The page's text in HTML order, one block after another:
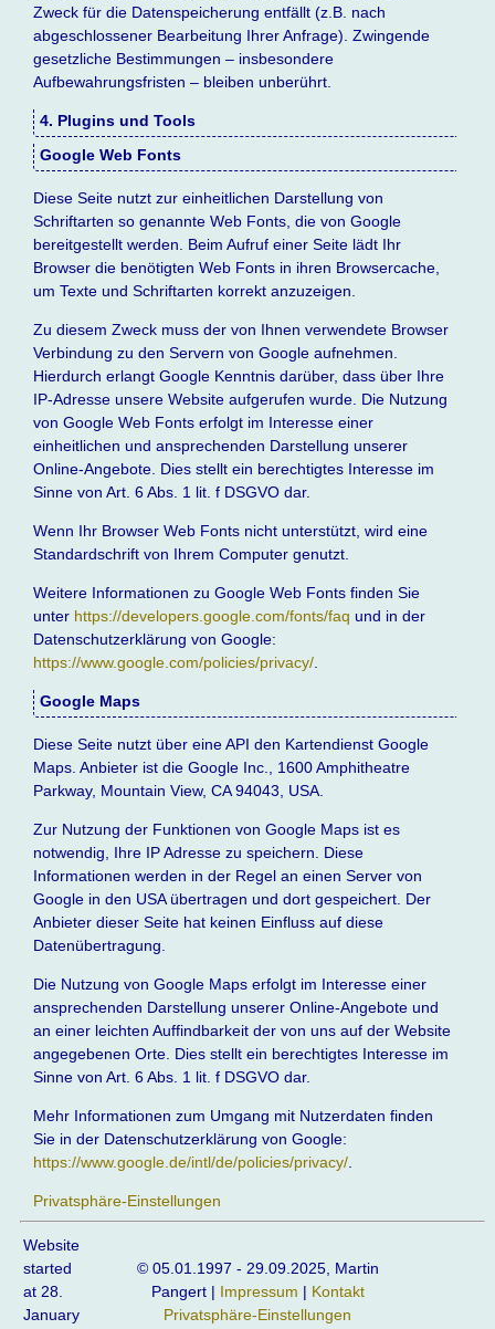
Zweck für die Datenspeicherung entfällt (z.B. nach
abgeschlossener Bearbeitung Ihrer Anfrage). Zwingende
gesetzliche Bestimmungen – insbesondere
Aufbewahrungsfristen – bleiben unberührt.
4. Plugins und Tools
Google Web Fonts
Diese Seite nutzt zur einheitlichen Darstellung von
Schriftarten so genannte Web Fonts, die von Google
bereitgestellt werden. Beim Aufruf einer Seite lädt Ihr
Browser die benötigten Web Fonts in ihren Browsercache,
um Texte und Schriftarten korrekt anzuzeigen.
Zu diesem Zweck muss der von Ihnen verwendete Browser
Verbindung zu den Servern von Google aufnehmen.
Hierdurch erlangt Google Kenntnis darüber, dass über Ihre
IP-Adresse unsere Website aufgerufen wurde. Die Nutzung
von Google Web Fonts erfolgt im Interesse einer
einheitlichen und ansprechenden Darstellung unserer
Online-Angebote. Dies stellt ein berechtigtes Interesse im
Sinne von Art. 6 Abs. 1 lit. f DSGVO dar.
Wenn Ihr Browser Web Fonts nicht unterstützt, wird eine
Standardschrift von Ihrem Computer genutzt.
Weitere Informationen zu Google Web Fonts finden Sie
unter https://developers.google.com/fonts/faq und in der
Datenschutzerklärung von Google:
https://www.google.com/policies/privacy/.
Google Maps
Diese Seite nutzt über eine API den Kartendienst Google
Maps. Anbieter ist die Google Inc., 1600 Amphitheatre
Parkway, Mountain View, CA 94043, USA.
Zur Nutzung der Funktionen von Google Maps ist es
notwendig, Ihre IP Adresse zu speichern. Diese
Informationen werden in der Regel an einen Server von
Google in den USA übertragen und dort gespeichert. Der
Anbieter dieser Seite hat keinen Einfluss auf diese
Datenübertragung.
Die Nutzung von Google Maps erfolgt im Interesse einer
ansprechenden Darstellung unserer Online-Angebote und
an einer leichten Auffindbarkeit der von uns auf der Website
angegebenen Orte. Dies stellt ein berechtigtes Interesse im
Sinne von Art. 6 Abs. 1 lit. f DSGVO dar.
Mehr Informationen zum Umgang mit Nutzerdaten finden
Sie in der Datenschutzerklärung von Google:
https://www.google.de/intl/de/policies/privacy/.
Privatsphäre-Einstellungen
Website
started
at 28.
January
© 05.01.1997 - 29.09.2025, Martin
Pangert | Impressum | Kontakt
Privatsphäre-Einstellungen